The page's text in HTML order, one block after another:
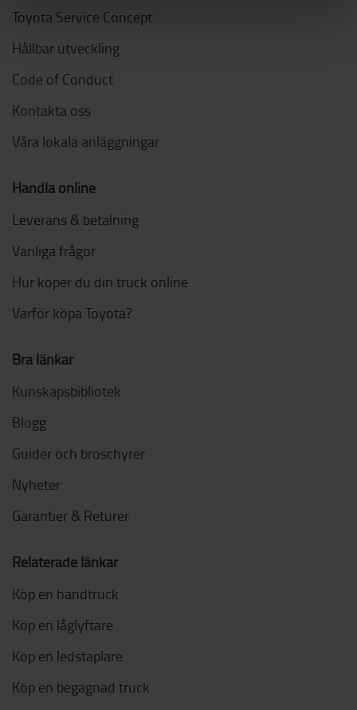
Toyota Service Concept
Hållbar utveckling
Code of Conduct
Kontakta oss
Våra lokala anläggningar
Handla online
Leverans & betalning
Vanliga frågor
Hur köper du din truck online
Varför köpa Toyota?
Bra länkar
Kunskapsbibliotek
Blogg
Guider och broschyrer
Nyheter
Garantier & Returer
Relaterade länkar
Köp en handtruck
Köp en låglyftare
Köp en ledstaplare
Köp en begagnad truck